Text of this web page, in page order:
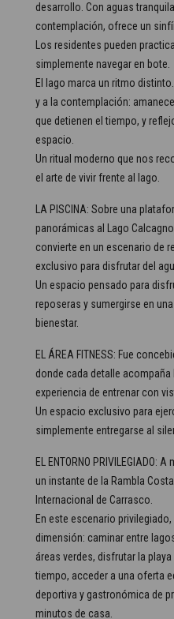
desarrollo. Con aguas
contemplación, ofrece un
Los residentes pueden
simplemente navegar en bote.
El lago marca un ritmo
y a la contemplación:
que detienen el tiempo, y
espacio.
Un ritual moderno que nos
el arte de vivir frente al lago.
LA PISCINA: Sobre una
panorámicas al Lago
convierte en un escenario de
exclusivo para disfrutar del
Un espacio pensado para
reposeras y sumergirse en
bienestar.
EL ÁREA FITNESS: Fue
donde cada detalle acompaña
experiencia de entrenar con
Un espacio exclusivo para
simplemente entregarse al
EL ENTORNO PRIVILEGIADO:
un instante de la Rambla
Internacional de Carrasco.
En este escenario
dimensión: caminar entre
áreas verdes, disfrutar la
tiempo, acceder a una oferta
deportiva y gastronómica de
minutos de casa.